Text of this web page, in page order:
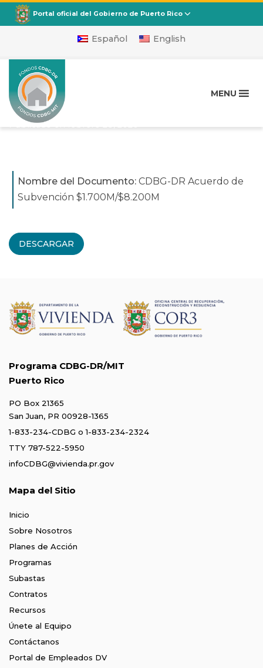
CDBG
Departamento de la Vivienda
Portal oficial del Gobierno de Puerto Rico
Español English
MENU
CDBG-DR Acuerdo de
Subvención
$1.700M/$8.200M
Publicado enfebrero 28, 2020
Nombre del Documento: CDBG-DR Acuerdo de
Subvención $1.700M/$8.200M
DESCARGAR
Programa CDBG-DR/MIT
Puerto Rico
PO Box 21365
San Juan, PR 00928-1365
1-833-234-CDBG o1-833-234-2324
TTY 787-522-5950
infoCDBG@vivienda.pr.gov
Mapa del Sitio
Inicio
Sobre Nosotros
Planes de Acción
Programas
Subastas
Contratos
Recursos
Únete al Equipo
Contáctanos
Portal de Empleados DV